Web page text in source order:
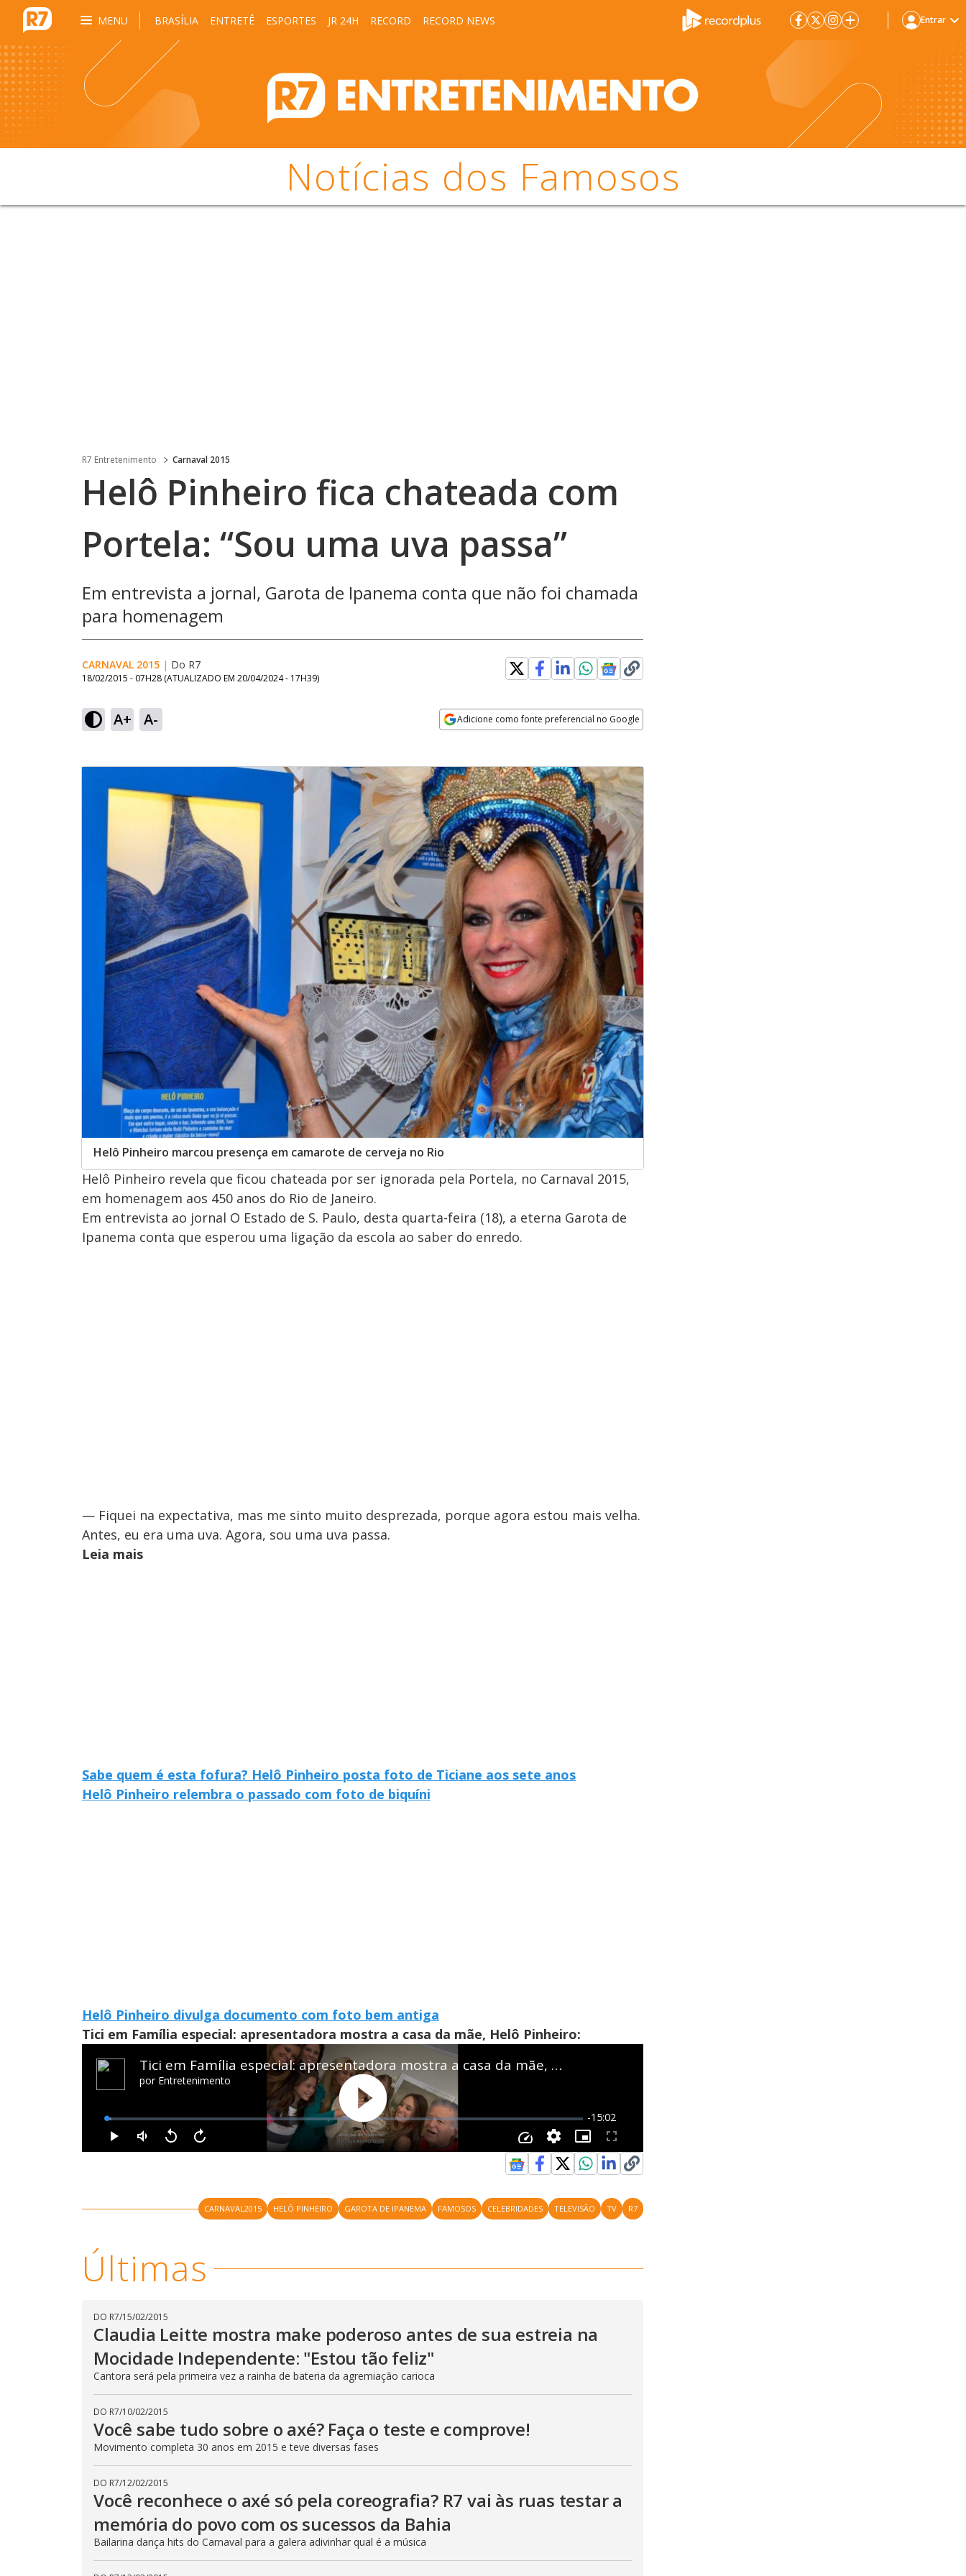
MENU BRASÍLIA ENTRETÊ ESPORTES JR 24H RECORD RECORD NEWS Entrar
Notícias dos Famosos
R7 Entretenimento Carnaval 2015
Helô Pinheiro fica chateada com
Portela: “Sou uma uva passa”
Em entrevista a jornal, Garota de Ipanema conta que não foi chamada
para homenagem
CARNAVAL 2015 | Do R7
18/02/2015 - 07H28 (ATUALIZADO EM 20/04/2024 - 17H39)
A+ A- Adicione como fonte preferencial no Google
Helô Pinheiro marcou presença em camarote de cerveja no Rio
Helô Pinheiro revela que ficou chateada por ser ignorada pela Portela, no Carnaval 2015,
em homenagem aos 450 anos do Rio de Janeiro.
Em entrevista ao jornal O Estado de S. Paulo, desta quarta-feira (18), a eterna Garota de
Ipanema conta que esperou uma ligação da escola ao saber do enredo.
— Fiquei na expectativa, mas me sinto muito desprezada, porque agora estou mais velha.
Antes, eu era uma uva. Agora, sou uma uva passa.
Leia mais
Sabe quem é esta fofura? Helô Pinheiro posta foto de Ticiane aos sete anos
Helô Pinheiro relembra o passado com foto de biquíni
Helô Pinheiro divulga documento com foto bem antiga
Tici em Família especial: apresentadora mostra a casa da mãe, Helô Pinheiro:
CARNAVAL2015 HELÔ PINHEIRO GAROTA DE IPANEMA FAMOSOS CELEBRIDADES TELEVISÃO TV R7
Últimas
DO R7/15/02/2015
Claudia Leitte mostra make poderoso antes de sua estreia na
Mocidade Independente: "Estou tão feliz"
Cantora será pela primeira vez a rainha de bateria da agremiação carioca
DO R7/10/02/2015
Você sabe tudo sobre o axé? Faça o teste e comprove!
Movimento completa 30 anos em 2015 e teve diversas fases
DO R7/12/02/2015
Você reconhece o axé só pela coreografia? R7 vai às ruas testar a
memória do povo com os sucessos da Bahia
Bailarina dança hits do Carnaval para a galera adivinhar qual é a música